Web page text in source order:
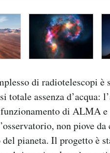
di radiotelescopi è
assenza d’acqua:
di ALMA e
non piove
pianeta. Il progetto è